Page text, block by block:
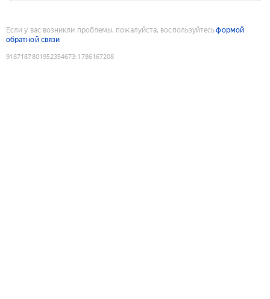
Если у вас возникли проблемы, пожалуйста, воспользуйтесьформой
обратной связи
9187187801952354673:1786167208